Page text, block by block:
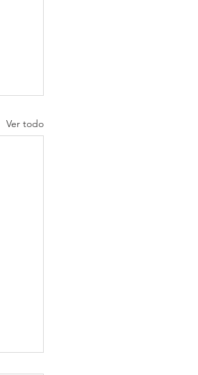
Ver todo